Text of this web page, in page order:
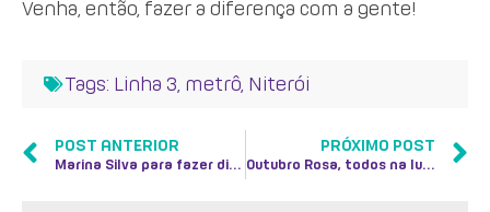
Venha, então, fazer a diferença com a gente!
Tags: Linha 3 metrô Niterói
POST ANTERIOR
Marina Silva para fazer diferente
PRÓXIMO POST
Outubro Rosa, todos na luta pela prevenção do câncer de mama